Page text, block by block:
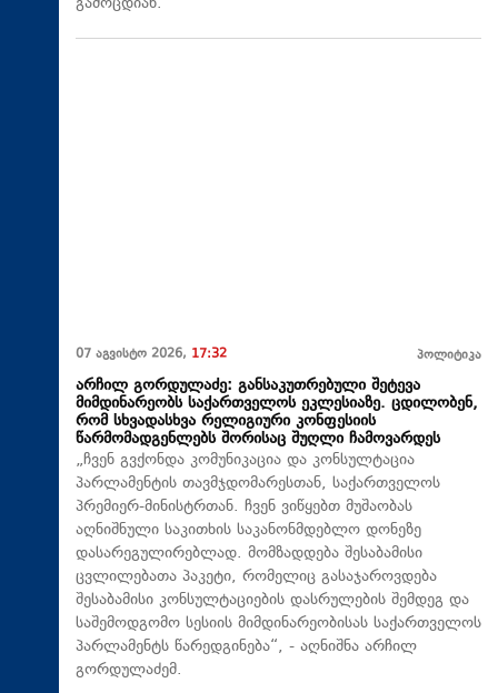
07 აგვისტო 2026, 17:32 პოლიტიკა
არჩილ გორდულაძე: განსაკუთრებული შეტევა
მიმდინარეობს საქართველოს ეკლესიაზე. ცდილობენ,
რომ სხვადასხვა რელიგიური კონფესიის
წარმომადგენლებს შორისაც შუღლი ჩამოვარდეს
„ჩვენ გვქონდა კომუნიკაცია და კონსულტაცია
პარლამენტის თავმჯდომარესთან, საქართველოს
პრემიერ-მინისტრთან. ჩვენ ვიწყებთ მუშაობას
აღნიშნული საკითხის საკანონმდებლო დონეზე
დასარეგულირებლად. მომზადდება შესაბამისი
ცვლილებათა პაკეტი, რომელიც გასაჯაროვდება
შესაბამისი კონსულტაციების დასრულების შემდეგ და
საშემოდგომო სესიის მიმდინარეობისას საქართველოს
პარლამენტს წარედგინება“, - აღნიშნა არჩილ
გორდულაძემ.